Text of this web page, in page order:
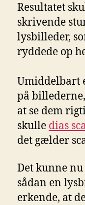
Resultatet
skrivende
lysbilleder,
ryddede op
Umiddelbart
på
at se dem
skulle dias
det gælder
Det kunne
sådan en
erkende, at